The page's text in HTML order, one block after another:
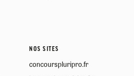
NOS SITES
concourspluripro.fr